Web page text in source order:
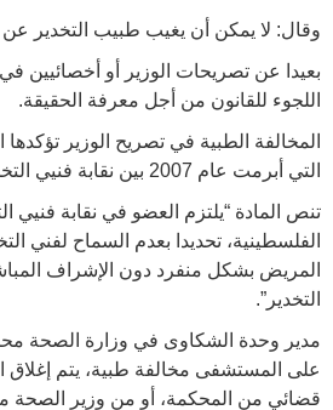
وقال: لا يمكن أن يغيب طبيب التخدير عن
بعيدا عن تصريحات الوزير أو أخصائيين
اللجوء للقانون من أجل معرفة الحقيقة.
المخالفة الطبية في تصريح الوزير تؤكدها
التي أبرمت عام 2007 بين نقابة فنيي التخدير ووزارة الصحة.
تنص المادة “يلتزم العضو في نقابة فنيي
الفلسطينية، تحديدا بعدم السماح لفني
المريض بشكل منفرد دون الإشراف
التخدير”.
مدير وحدة الشكاوى في وزارة الصحة
على المستشفى مخالفة طبية، يتم إغلاق
قضائي من المحكمة، أو من وزير الصحة